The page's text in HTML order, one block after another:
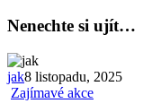
Nenechte si ujít…
jak8 listopadu, 2025
Zajímavé akce